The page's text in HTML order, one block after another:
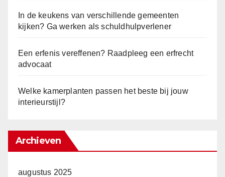
In de keukens van verschillende gemeenten
kijken? Ga werken als schuldhulpverlener
Een erfenis vereffenen? Raadpleeg een erfrecht
advocaat
Welke kamerplanten passen het beste bij jouw
interieurstijl?
Archieven
augustus 2025